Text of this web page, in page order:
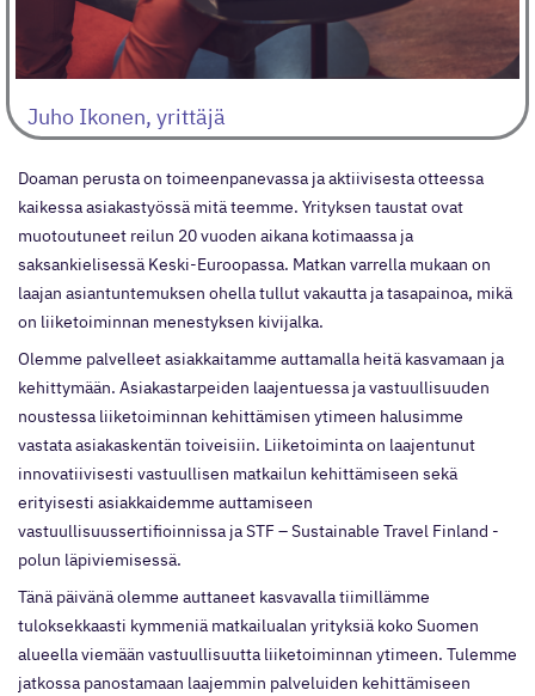
Juho Ikonen, yrittäjä
Doaman perusta on toimeenpanevassa ja aktiivisesta otteessa
kaikessa asiakastyössä mitä teemme. Yrityksen taustat ovat
muotoutuneet reilun 20 vuoden aikana kotimaassa ja
saksankielisessä Keski-Euroopassa. Matkan varrella mukaan on
laajan asiantuntemuksen ohella tullut vakautta ja tasapainoa, mikä
on liiketoiminnan menestyksen kivijalka.
Olemme palvelleet asiakkaitamme auttamalla heitä kasvamaan ja
kehittymään. Asiakastarpeiden laajentuessa ja vastuullisuuden
noustessa liiketoiminnan kehittämisen ytimeen halusimme
vastata asiakaskentän toiveisiin. Liiketoiminta on laajentunut
innovatiivisesti vastuullisen matkailun kehittämiseen sekä
erityisesti asiakkaidemme auttamiseen
vastuullisuussertifioinnissa ja STF – Sustainable Travel Finland -
polun läpiviemisessä.
Tänä päivänä olemme auttaneet kasvavalla tiimillämme
tuloksekkaasti kymmeniä matkailualan yrityksiä koko Suomen
alueella viemään vastuullisuutta liiketoiminnan ytimeen. Tulemme
jatkossa panostamaan laajemmin palveluiden kehittämiseen